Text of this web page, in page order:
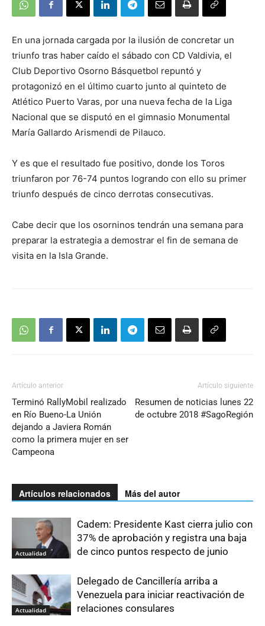
En una jornada cargada por la ilusión de concretar un
triunfo tras haber caído el sábado con CD Valdivia, el
Club Deportivo Osorno Básquetbol repuntó y
protagonizó en el último cuarto junto al quinteto de
Atlético Puerto Varas, por una nueva fecha de la Liga
Nacional que se disputó en el gimnasio Monumental
María Gallardo Arismendi de Pilauco.
Y es que el resultado fue positivo, donde los Toros
triunfaron por 76-74 puntos logrando con ello su primer
triunfo después de cinco derrotas consecutivas.
Cabe decir que los osorninos tendrán una semana para
preparar la estrategia a demostrar el fin de semana de
visita en la Isla Grande.
Artículo anterior
Terminó RallyMobil realizado
en Río Bueno-La Unión
dejando a Javiera Román
como la primera mujer en ser
Campeona
Artículo siguiente
Resumen de noticias lunes 22
de octubre 2018 #SagoRegión
Artículos relacionados Más del autor
Actualidad
Cadem: Presidente Kast cierra julio con
37% de aprobación y registra una baja
de cinco puntos respecto de junio
Actualidad
Delegado de Cancillería arriba a
Venezuela para iniciar reactivación de
relaciones consulares